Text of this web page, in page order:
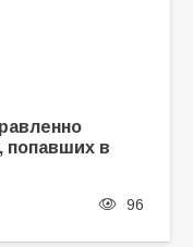
попавших в
96